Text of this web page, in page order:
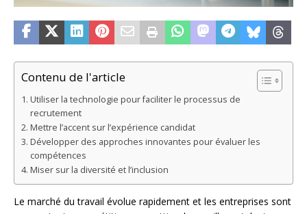
Contenu de l'article
Utiliser la technologie pour faciliter le processus de
recrutement
Mettre l’accent sur l’expérience candidat
Développer des approches innovantes pour évaluer les
compétences
Miser sur la diversité et l’inclusion
Le marché du travail évolue rapidement et les entreprises sont